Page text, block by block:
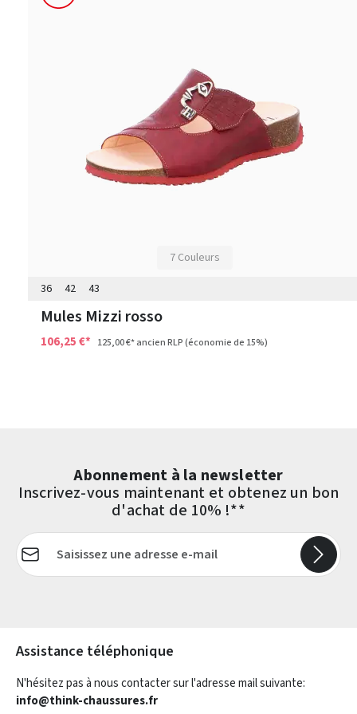
7 Couleurs
36
42 43
Mules Mizzi rosso
106,25 €* 125,00 €*ancien RLP(économie de 15%)
Abonnement à la newsletter
Inscrivez-vous maintenant et obtenez un bon
d'achat de 10% !**
Adresse e-mail*
Assistance téléphonique
N'hésitez pas à nous contacter sur l'adresse mail suivante:
info@think-chaussures.fr